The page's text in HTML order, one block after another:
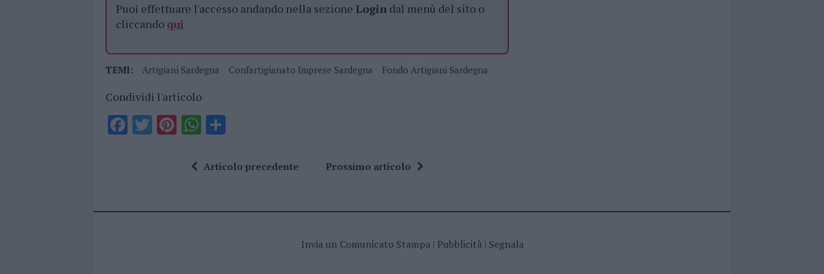
Puoi effettuare l'accesso andando nella sezione Login dal menù del sito o
cliccando qui
TEMI: Artigiani Sardegna Confartigianato Imprese Sardegna Fondo Artigiani Sardegna
Condividi l'articolo
F T Pi
te
W
ata
Articolo precedente Prossimo articolo
Invia un Comunicato Stampa| Pubblicità| Segnala